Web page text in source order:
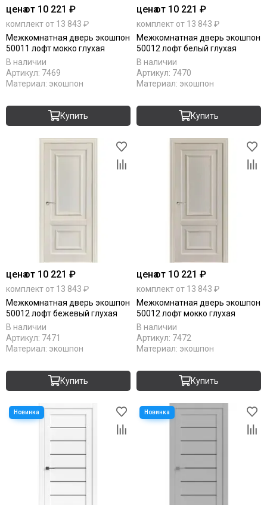
ценаот 10 221 ₽
комплект от 13 843 ₽
Межкомнатная дверь экошпон
50011 лофт мокко глухая
В наличии
Артикул: 7469
Материал: экошпон
Купить
ценаот 10 221 ₽
комплект от 13 843 ₽
Межкомнатная дверь экошпон
50012 лофт белый глухая
В наличии
Артикул: 7470
Материал: экошпон
Купить
ценаот 10 221 ₽
комплект от 13 843 ₽
Межкомнатная дверь экошпон
50012 лофт бежевый глухая
В наличии
Артикул: 7471
Материал: экошпон
Купить
ценаот 10 221 ₽
комплект от 13 843 ₽
Межкомнатная дверь экошпон
50012 лофт мокко глухая
В наличии
Артикул: 7472
Материал: экошпон
Купить